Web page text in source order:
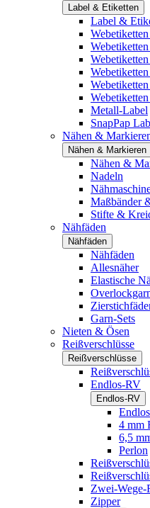
Label & Etiketten
Label &
Webetiketten
Webetiketten
Metall-Label
SnapPap
Nähen &
Nähen & Markieren
Nähen &
Nadeln
Maßbänder
Stifte &
Nähfäden
Nähfäden
Nähfäden
Allesnäher
Elastische
Garn-Sets
Nieten & Ösen
Reißverschlüsse
Reißverschlüsse
Endlos-RV
Endlos-RV
4 mm
6,5
Perlon
Zwei-Wege-
Zipper